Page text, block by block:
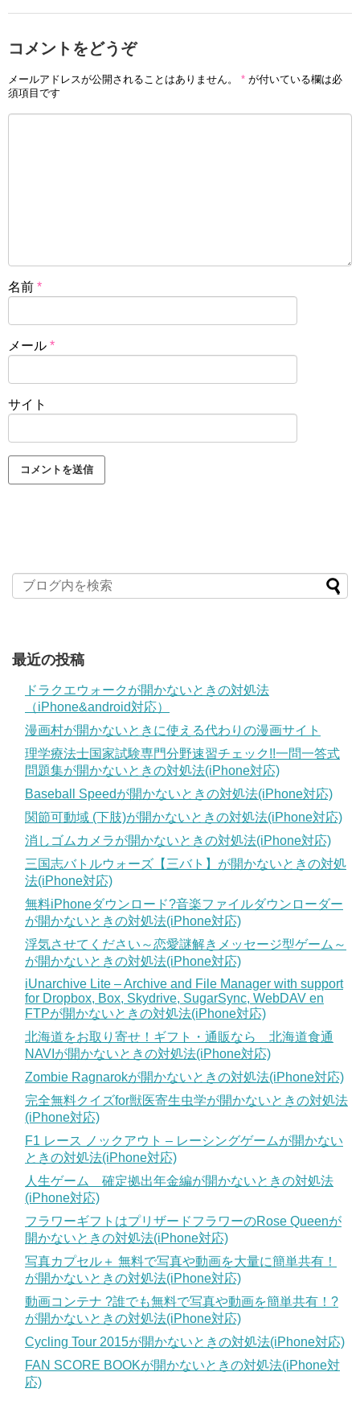
コメントをどうぞ
メールアドレスが公開されることはありません。 * が付いている欄は必
須項目です
名前 *
メール *
サイト
最近の投稿
ドラクエウォークが開かないときの対処法
（iPhone&android対応）
漫画村が開かないときに使える代わりの漫画サイト
理学療法士国家試験専門分野速習チェック!!一問一答式
問題集が開かないときの対処法(iPhone対応)
Baseball Speedが開かないときの対処法(iPhone対応)
関節可動域 (下肢)が開かないときの対処法(iPhone対応)
消しゴムカメラが開かないときの対処法(iPhone対応)
三国志バトルウォーズ【三バト】が開かないときの対処
法(iPhone対応)
無料iPhoneダウンロード?音楽ファイルダウンローダー
が開かないときの対処法(iPhone対応)
浮気させてください～恋愛謎解きメッセージ型ゲーム～
が開かないときの対処法(iPhone対応)
iUnarchive Lite – Archive and File Manager with support
for Dropbox, Box, Skydrive, SugarSync, WebDAV en
FTPが開かないときの対処法(iPhone対応)
北海道をお取り寄せ！ギフト・通販なら 北海道食通
NAVIが開かないときの対処法(iPhone対応)
Zombie Ragnarokが開かないときの対処法(iPhone対応)
完全無料クイズfor獣医寄生虫学が開かないときの対処法
(iPhone対応)
F1 レース ノックアウト – レーシングゲームが開かない
ときの対処法(iPhone対応)
人生ゲーム 確定拠出年金編が開かないときの対処法
(iPhone対応)
フラワーギフトはプリザードフラワーのRose Queenが
開かないときの対処法(iPhone対応)
写真カプセル＋ 無料で写真や動画を大量に簡単共有！
が開かないときの対処法(iPhone対応)
動画コンテナ ?誰でも無料で写真や動画を簡単共有！?
が開かないときの対処法(iPhone対応)
Cycling Tour 2015が開かないときの対処法(iPhone対応)
FAN SCORE BOOKが開かないときの対処法(iPhone対
応)